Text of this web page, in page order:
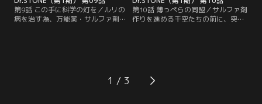
第9話 この手に科学の灯を／ルリの
病を治す為、万能薬・サルファ剤作
千空たちの前にペラッペラの怪しい
男・あさぎりゲンが現れる！司帝国
第10話 薄っぺらの同盟／サルファ剤
作りを進める千空たちの前に、突如
でゲンが何者かに襲撃されるという
事件が起きる！千空たちが犯人を見
1